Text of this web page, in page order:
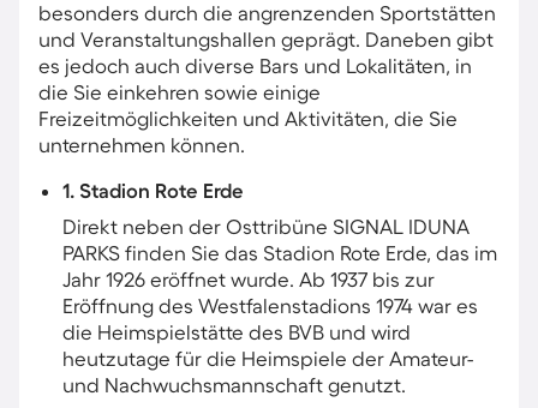
besonders durch die angrenzenden Sportstätten
und Veranstaltungshallen geprägt. Daneben gibt
es jedoch auch diverse Bars und Lokalitäten, in
die Sie einkehren sowie einige
Freizeitmöglichkeiten und Aktivitäten, die Sie
unternehmen können.
1. Stadion Rote Erde
Direkt neben der Osttribüne SIGNAL IDUNA
PARKS finden Sie das Stadion Rote Erde, das im
Jahr 1926 eröffnet wurde. Ab 1937 bis zur
Eröffnung des Westfalenstadions 1974 war es
die Heimspielstätte des BVB und wird
heutzutage für die Heimspiele der Amateur-
und Nachwuchsmannschaft genutzt.